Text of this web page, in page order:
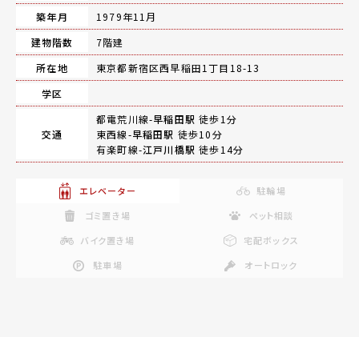
築年月
1979年11月
建物階数
7階建
所在地
東京都新宿区西早稲田1丁目18-13
学区
交通
都電荒川線-早稲田駅 徒歩1分
東西線-早稲田駅 徒歩10分
有楽町線-江戸川橋駅 徒歩14分
エレベーター
駐輪場
ゴミ置き場
ペット相談
バイク置き場
宅配ボックス
駐車場
オートロック